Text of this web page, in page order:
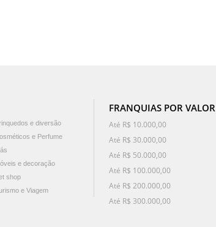
e diversão
e Perfume
e decoração
shop
e Viagem
FRANQUIAS POR VALOR
Até R$ 10.000,00
Até R$ 30.000,00
Até R$ 50.000,00
Até R$ 100.000,00
Até R$ 200.000,00
Até R$ 300.000,00